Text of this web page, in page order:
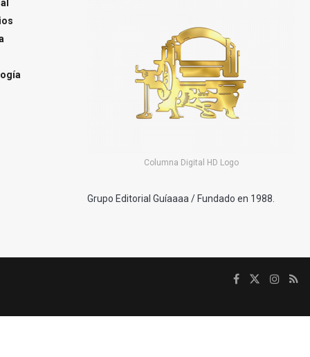
Columna Digital HD Logo
Grupo Editorial Guíaaaa / Fundado en 1988.